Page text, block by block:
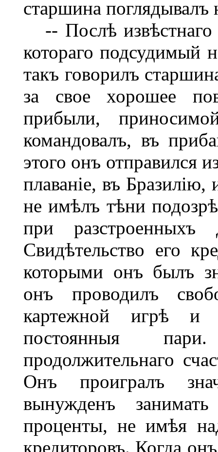
старшина
-- Послѣ извѣстнаго
котораго подсудимый
такъ говорилъ
за свое хорошее
прибыли,
командовалъ, въ
этого онъ отправился
плаваніе, въ
не имѣлъ тѣни
при разстроенныхъ
Свидѣтельство его
которыми онъ былъ
онъ проводилъ
картежной игрѣ и
постоянныя
продолжительнаго
Онъ проигралъ
вынужденъ
проценты, не имѣя
кредиторовъ. Когда